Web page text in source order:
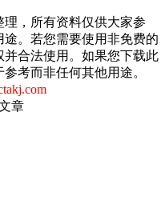
，所有资料仅供大家参
。若您需要使用非免费的
合法使用。如果您下载此
考而非任何其他用途。
章